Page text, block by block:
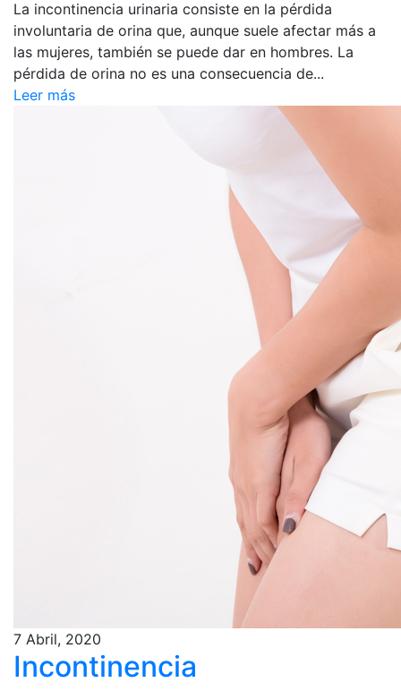
La incontinencia urinaria consiste en la pérdida
involuntaria de orina que, aunque suele afectar más a
las mujeres, también se puede dar en hombres. La
pérdida de orina no es una consecuencia de...
Leer más
7 Abril, 2020
Incontinencia